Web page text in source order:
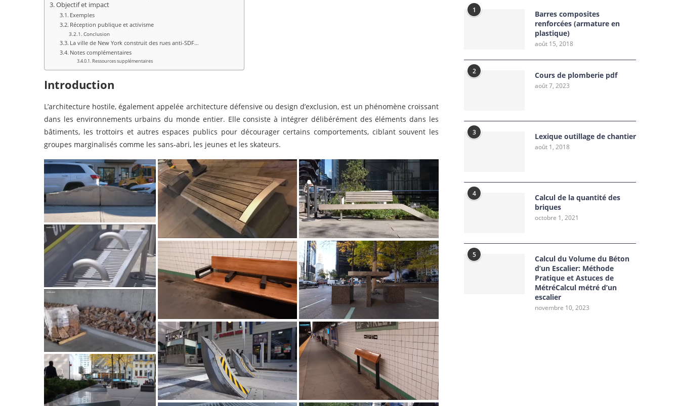
Objectif et impact
Exemples
Réception publique et activisme
Conclusion
La ville de New York construit des rues anti-SDF…
Notes complémentaires
Ressources supplémentaires
Introduction
L’architecture hostile, également appelée architecture défensive ou design d’exclusion, est un phénomène croissant
dans les environnements urbains du monde entier. Elle consiste à intégrer délibérément des éléments dans les
bâtiments, les trottoirs et autres espaces publics pour décourager certains comportements, ciblant souvent les
groupes marginalisés comme les sans-abri, les jeunes et les skateurs.
1
Barres composites
renforcées (armature en
plastique)
août 15, 2018
2 Cours de plomberie pdf
août 7, 2023
3 Lexique outillage de chantier
août 1, 2018
4
Calcul de la quantité des
briques
octobre 1, 2021
5
Calcul du Volume du Béton
d’un Escalier: Méthode
Pratique et Astuces de
MétréCalcul métré d’un
escalier
novembre 10, 2023